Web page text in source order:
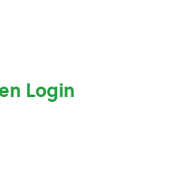
Login